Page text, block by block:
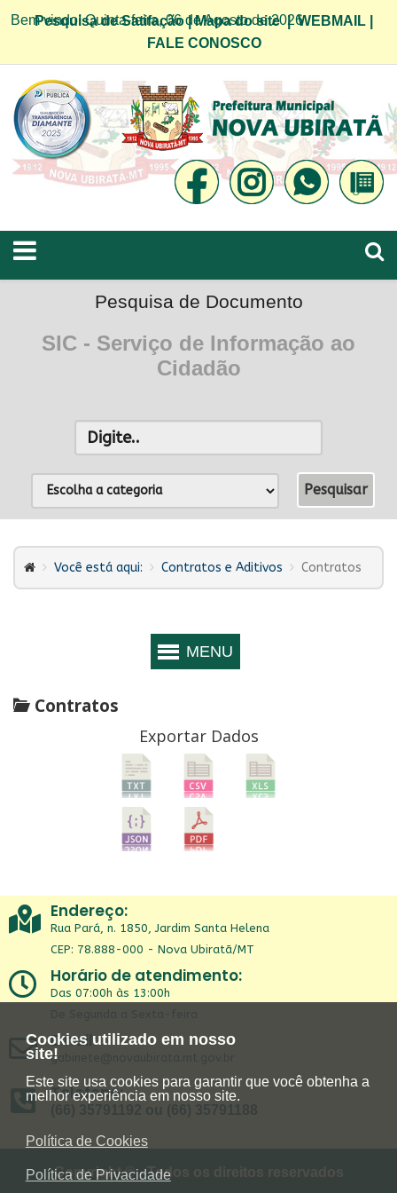
Cookies utilizado em nosso
site!
Este site usa cookies para garantir que você obtenha a
melhor experiência em nosso site.
Política de Cookies
Política de Privacidade
Bem vindo! Quinta-feira, 06 de Agosto de 2026
Pesquisa de Satifação|Mapa do site|WEBMAIL
FALE CONOSCO
Pesquisa de Documento
SIC - Serviço de Informação ao
Cidadão
Você está aqui: Contratos e Aditivos Contratos
Contratos
Exportar Dados
Endereço:
Rua Pará, n. 1850, Jardim Santa Helena
CEP: 78.888-000 - Nova Ubiratã/MT
Horário de atendimento:
Das 07:00h às 13:00h
De Segunda a Sexta-feira
Email:
gabinete@novaubirata.mt.gov.br
Telefone:
(66) 35791192 ou (66) 35791188
Copyright © - Todos os direitos reservados